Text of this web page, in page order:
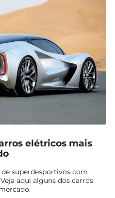
elétricos mais
superdesportivos com
aqui alguns dos carros